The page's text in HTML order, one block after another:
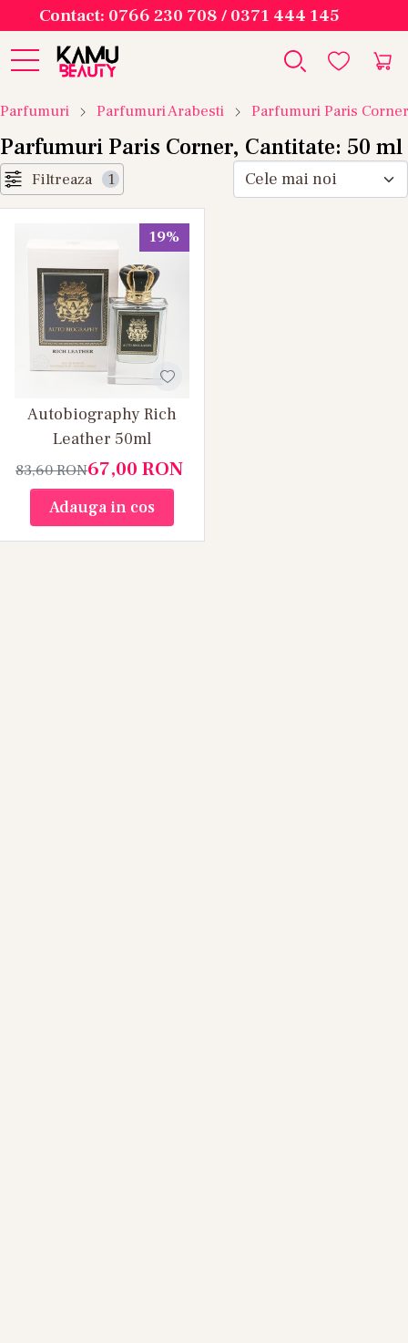
Contact: 0766 230 708 / 0371 444 145
Parfumuri Parfumuri Arabesti Parfumuri Paris Corner
Parfumuri Paris Corner, Cantitate: 50 ml
Filtreaza 1
19%
Autobiography Rich
Leather 50ml
67,00RON
83,60RON
Adauga in cos